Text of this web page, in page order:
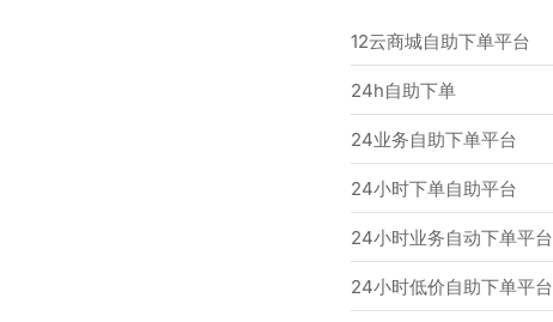
12云商城自助下单平台
24h自助下单
24业务自助下单平台
24小时下单自助平台
24小时业务自动下单平台
24小时低价自助下单平